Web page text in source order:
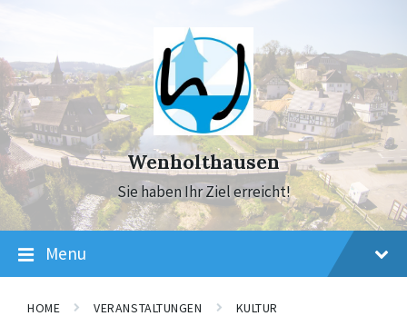
navigation
Wenholthausen
Sie haben Ihr Ziel erreicht!
Menu
HOME VERANSTALTUNGEN KULTUR